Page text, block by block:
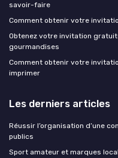
savoir-faire
Comment obtenir votre
Obtenez votre invitation
gourmandises
Comment obtenir votre
imprimer
Les derniers articles
Réussir l’organisation d’une
publics
Sport amateur et marques